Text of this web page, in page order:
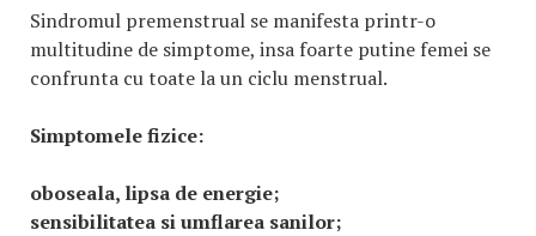
Sindromul premenstrual se manifesta printr-o
multitudine de simptome, insa foarte putine femei se
confrunta cu toate la un ciclu menstrual.
Simptomele fizice:
oboseala, lipsa de energie;
sensibilitatea si umflarea sanilor;